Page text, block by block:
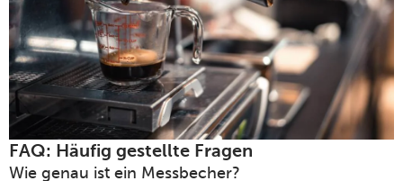
FAQ: Häufig gestellte Fragen
Wie genau ist ein Messbecher?